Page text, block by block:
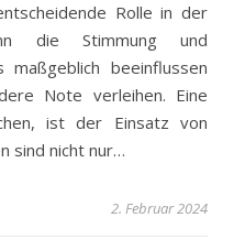
Rolle in der
die Stimmung und
maßgeblich beeinflussen
Note verleihen. Eine
ist der Einsatz von
sind nicht nur…
2. Februar 2024